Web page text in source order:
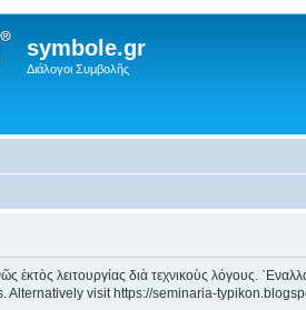
symbole.gr
Διάλογοι Συμβολῆς
ἐκτὸς λειτουργίας διὰ τεχνικοὺς λόγους.
Alternatively visit https://seminaria-